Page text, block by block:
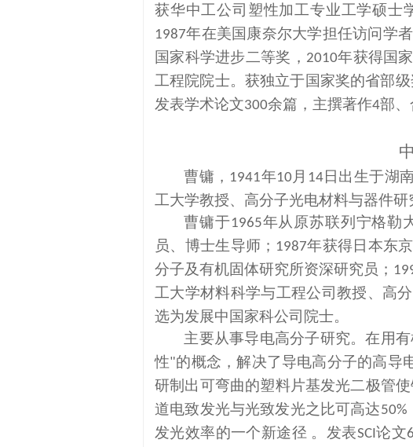
获华中工公司塑性加工专业工学硕士
1987年在美国康奈尔大学担任访问学者
国家科学进步二等奖， 2010年获得国
工程院院士。获独立于国家奖的省部
发表学术论文300余篇，主撰著作4部
曹镛， 1941年10 月 14日出生于湖
工大学教授、高分子光电材料与器件研
曹镛于1965年从原苏联列宁格勒
员、博士生导师； 1987年获得日本东
分子及有机固体研究所资深研究员；
工大学材料科学与工程公司教授、高
选为发展中国家科公司院士。
主要从事导电高分子研究。在用
性"的概念，解决了导电高分子的高导
研制出可弯曲的塑料片基发光二极管
道电致发光与光致发光之比可高达50%
发光效率的一个新途径 。发表SCI论文